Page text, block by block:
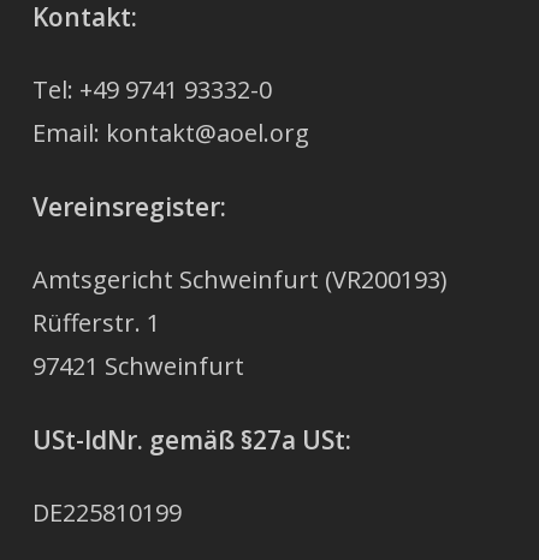
Kontakt:
Tel: +49 9741 93332-0
Email: kontakt@aoel.org
Vereinsregister:
Amtsgericht Schweinfurt (VR200193)
Rüfferstr. 1
97421 Schweinfurt
USt-IdNr. gemäß §27a USt:
DE225810199